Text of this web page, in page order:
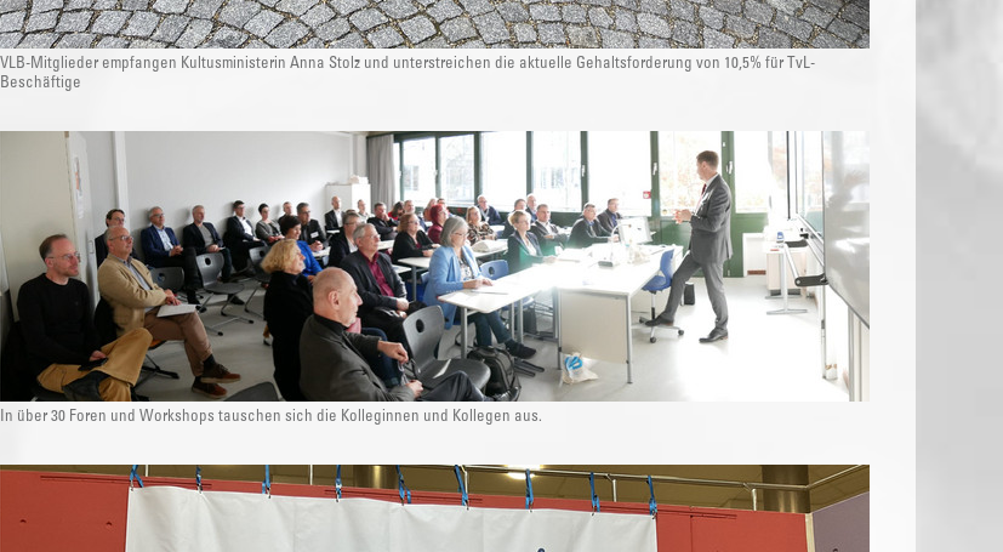
VLB-Mitglieder empfangen Kultusministerin Anna Stolz und unterstreichen die aktuelle Gehaltsforderung von 10,5% für TvL-
Beschäftige
In über 30 Foren und Workshops tauschen sich die Kolleginnen und Kollegen aus.